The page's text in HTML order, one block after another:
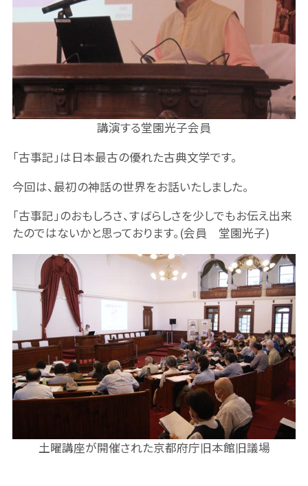
講演する堂園光子会員
「古事記」は日本最古の優れた古典文学です。
今回は、最初の神話の世界をお話いたしました。
「古事記」のおもしろさ、すばらしさを少しでもお伝え出来
たのではないかと思っております。(会員 堂園光子)
土曜講座が開催された京都府庁旧本館旧議場